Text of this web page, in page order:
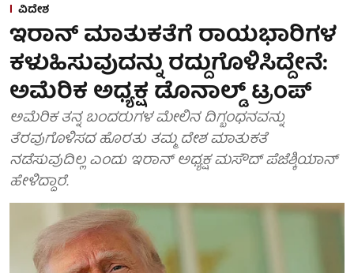
ವಿದೇಶ
ಇರಾನ್ ಮಾತುಕತೆಗೆ ರಾಯಭಾರಿಗಳ
ಕಳುಹಿಸುವುದನ್ನು ರದ್ದುಗೊಳಿಸಿದ್ದೇನೆ:
ಅಮೆರಿಕ ಅಧ್ಯಕ್ಷ ಡೊನಾಲ್ಡ್ ಟ್ರಂಪ್
ಅಮೆರಿಕ ತನ್ನ ಬಂದರುಗಳ ಮೇಲಿನ ದಿಗ್ಬಂಧನವನ್ನು
ತೆರವುಗೊಳಿಸದ ಹೊರತು ತಮ್ಮ ದೇಶ ಮಾತುಕತೆ
ನಡೆಸುವುದಿಲ್ಲ ಎಂದು ಇರಾನ್ ಅಧ್ಯಕ್ಷ ಮಸೌದ್ ಪೆಜೆಶ್ಕಿಯಾನ್
ಹೇಳಿದ್ದಾರೆ.